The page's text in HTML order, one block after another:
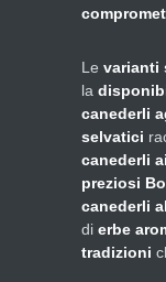
Le varianti
la
canederli
selvatici
canederli
preziosi
canederli
di erbe
tradizioni